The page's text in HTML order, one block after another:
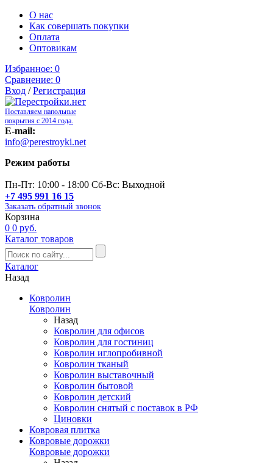
О нас
Как совершать покупки
Оплата
Оптовикам
Избранное: 0
Сравнение: 0
Вход /Регистрация
Поставляем напольные
покрытия с 2014 года.
E-mail:
info@perestroyki.net
Режим работы
Пн-Пт: 10:00 - 18:00 Сб-Вс: Выходной
+7 495 991 16 15
Заказать обратный звонок
Корзина
0 0 руб.
Каталог товаров
Каталог
Назад
Ковролин
Ковролин
Назад
Ковролин для офисов
Ковролин для гостиниц
Ковролин иглопробивной
Ковролин тканый
Ковролин выставочный
Ковролин бытовой
Ковролин детский
Ковролин снятый с поставок в РФ
Циновки
Ковровая плитка
Ковровые дорожки
Ковровые дорожки